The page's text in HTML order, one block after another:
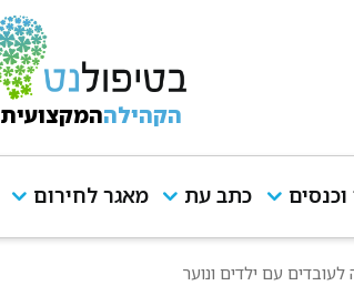
הקהילההמקצועית
וכנסים כתב עת מאגר לחירום
לעובדים עם ילדים ונוער